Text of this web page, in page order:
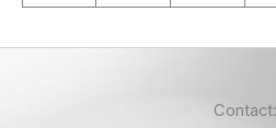
Contact: